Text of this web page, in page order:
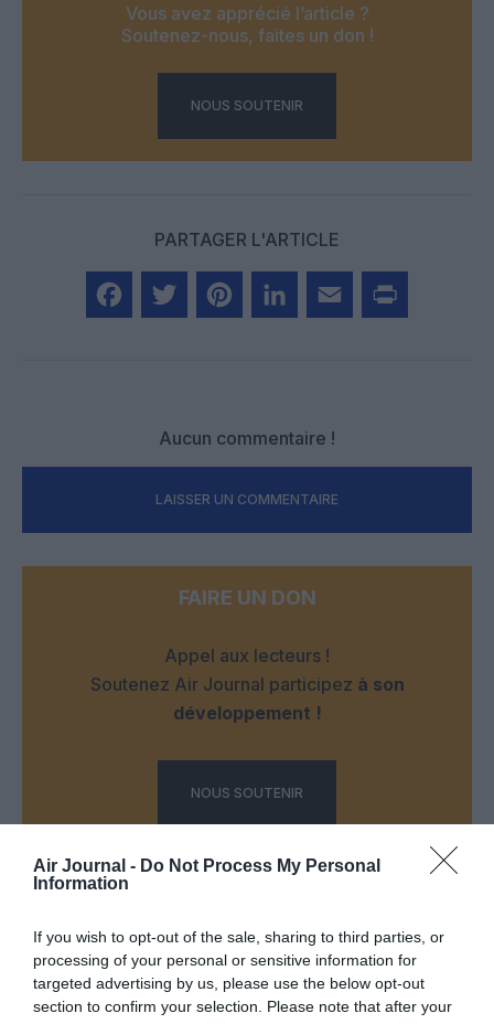
Air Journal - Do Not Process My Personal
Information
If you wish to opt-out of the sale, sharing to third parties, or
processing of your personal or sensitive information for
targeted advertising by us, please use the below opt-out
section to confirm your selection. Please note that after your
Vous avez apprécié l’article ?
Soutenez-nous, faites un don !
NOUS SOUTENIR
PARTAGER L'ARTICLE
Aucun commentaire !
LAISSER UN COMMENTAIRE
FAIRE UN DON
Appel aux lecteurs !
Soutenez Air Journal participez à son
développement !
NOUS SOUTENIR
DERNIERS COMMENTAIRES